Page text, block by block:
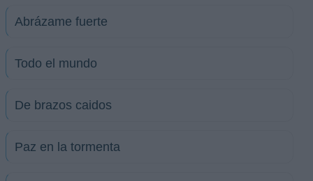
Abrázame fuerte
Todo el mundo
De brazos caidos
Paz en la tormenta